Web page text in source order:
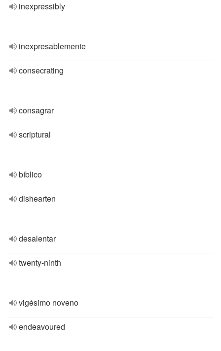
inexpressibly
inexpresablemente
consecrating
consagrar
scriptural
bíblico
dishearten
desalentar
twenty-ninth
vigésimo noveno
endeavoured